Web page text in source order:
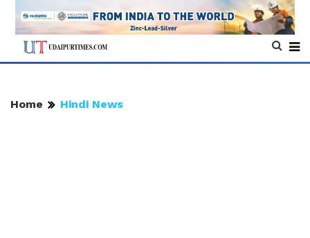
Home Hindi News